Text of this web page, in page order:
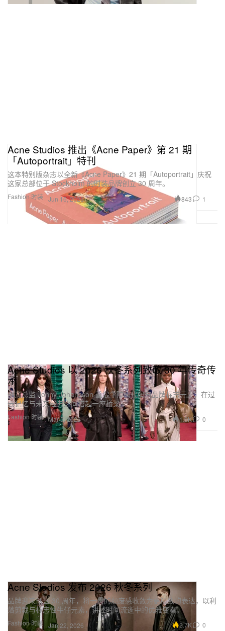
Fashion 时装
Acne Studios 推出《Acne Paper》第 21 期
「Autoportrait」特刊
这本特别版杂志以全新《Acne Paper》21 期「Autoportrait」庆祝
这家总部位于 Stockholm 的时装品牌创立 30 周年。
Jun 16, 2026 843 1
Fashion 时装
Acne Studios 以 2026 秋冬系列致敬 30 年传奇传
承
创意总监 Jonny Johansson 重混学院风代码与品牌标志元素，在过
去记忆与未来经典之间搭起一座桥梁。
Mar 5, 2026 1.9K 0
Fashion 时装
Acne Studios 发布 2026 秋冬系列
品牌迎来创立 30 周年，将一贯的颓废感收敛为更精致的表达，以利
落剪裁与标志性牛仔元素，讲述时间流逝中的优雅变奏。
Jan 22, 2026 2.7K 0